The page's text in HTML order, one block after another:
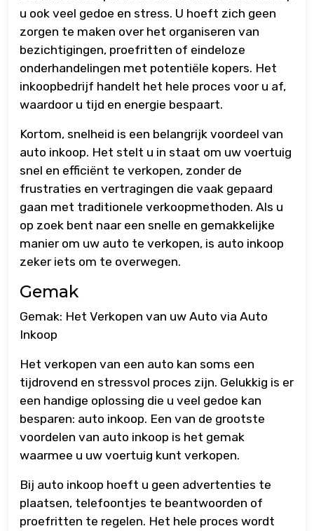
u ook veel gedoe en stress. U hoeft zich geen
zorgen te maken over het organiseren van
bezichtigingen, proefritten of eindeloze
onderhandelingen met potentiële kopers. Het
inkoopbedrijf handelt het hele proces voor u af,
waardoor u tijd en energie bespaart.
Kortom, snelheid is een belangrijk voordeel van
auto inkoop. Het stelt u in staat om uw voertuig
snel en efficiënt te verkopen, zonder de
frustraties en vertragingen die vaak gepaard
gaan met traditionele verkoopmethoden. Als u
op zoek bent naar een snelle en gemakkelijke
manier om uw auto te verkopen, is auto inkoop
zeker iets om te overwegen.
Gemak
Gemak: Het Verkopen van uw Auto via Auto
Inkoop
Het verkopen van een auto kan soms een
tijdrovend en stressvol proces zijn. Gelukkig is er
een handige oplossing die u veel gedoe kan
besparen: auto inkoop. Een van de grootste
voordelen van auto inkoop is het gemak
waarmee u uw voertuig kunt verkopen.
Bij auto inkoop hoeft u geen advertenties te
plaatsen, telefoontjes te beantwoorden of
proefritten te regelen. Het hele proces wordt